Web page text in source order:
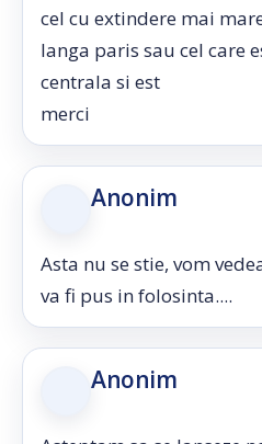
cel cu extindere mai
langa paris sau cel care
centrala si est
merci
Anonim
Asta nu se stie, vom
va fi pus in folosinta....
Anonim